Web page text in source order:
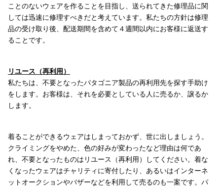
ことのないウェアを作ることを目指し、送られてきた修理品に関
しては迅速に修理すべきだと考えています。私たちの方針は修理
品の受け取り後、配送期間を含めて４週間以内にお客様に返送す
ることです。
リユース（再利用）
私たちは、不要となったパタゴニア製品の再利用先を探す手助け
をします。お客様は、それを必要としている人に売るか、譲るか
します。
着ることができるウェアはしまっておかず、世に出しましょう。
クライミングをやめた、色の好みが変わったなど理由は何であ
れ、不要となったものはリユース（再利用）してください。着な
くなったウェアはチャリティに寄付したり、あるいはインターネ
ットオークションやバザーなどを利用して売るのも一案です。パ